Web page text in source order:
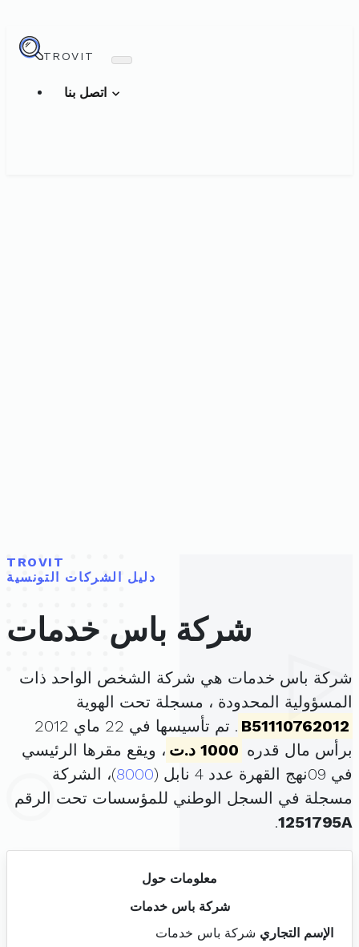
TROVIT
TROVIT
دليل الشركات التونسية
شركة باس خدمات
شركة باس خدمات هي شركة الشخص الواحد ذات
المسؤولية المحدودة ، مسجلة تحت الهوية
B51110762012
. تم تأسيسها في 22 ماي 2012
برأس مال قدره 1000 د.ت
، ويقع مقرها الرئيسي
في 09نهج القهرة عدد 4 نابل (
8000)، الشركة
مسجلة في السجل الوطني للمؤسسات تحت الرقم
1251795A
.
معلومات حول
شركة باس خدمات
الإسم التجاري شركة باس خدمات